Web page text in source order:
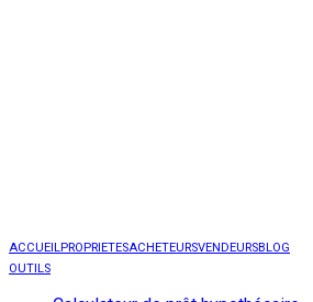
ACCUEILPROPRIETESACHETEURSVENDEURSBLOG
OUTILS